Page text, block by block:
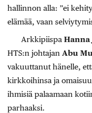
hallinnon alla: ”ei
elämää, vaan
Arkkipiispa Hanna
HTS:n johtajan Abu
vakuuttanut hänelle,
kirkkoihinsa ja
ihmisiä palaamaan
parhaaksi.